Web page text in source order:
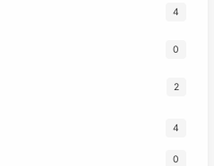
4
0
2
4
0